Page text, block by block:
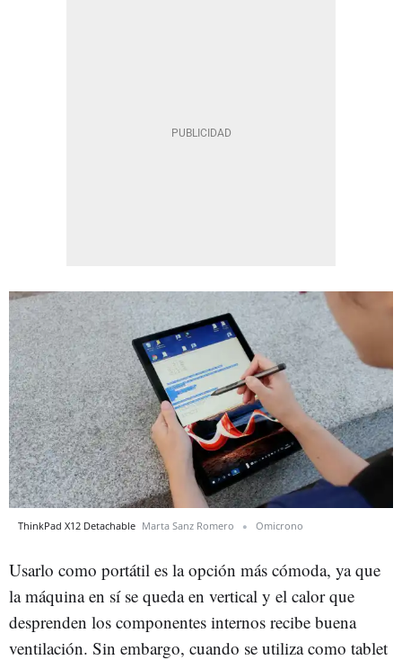
ThinkPad X12 Detachable Marta Sanz Romero Omicrono
Usarlo como portátil es la opción más cómoda, ya que
la máquina en sí se queda en vertical y el calor que
desprenden los componentes internos recibe buena
ventilación. Sin embargo, cuando se utiliza como tablet